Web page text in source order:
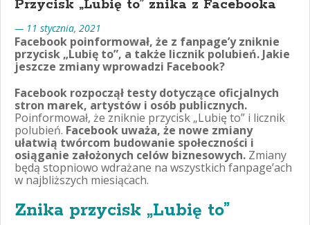
Przycisk „Lubię to” znika z Facebooka
— 11 stycznia, 2021
Facebook poinformował, że z fanpage’y zniknie
przycisk „Lubię to”, a także licznik polubień. Jakie
jeszcze zmiany wprowadzi Facebook?
Facebook rozpoczął testy dotyczące oficjalnych
stron marek, artystów i osób publicznych.
Poinformował, że zniknie przycisk „Lubię to” i licznik
polubień. Facebook uważa, że nowe zmiany
ułatwią twórcom budowanie społeczności i
osiąganie założonych celów biznesowych. Zmiany
będą stopniowo wdrażane na wszystkich fanpage’ach
w najbliższych miesiącach.
Znika przycisk „Lubię to”